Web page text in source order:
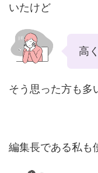
いたけど
高
そう思った方も多
編集長である私も